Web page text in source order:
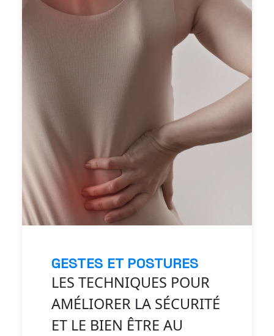
GESTES ET POSTURES
LES TECHNIQUES POUR
AMÉLIORER LA SÉCURITÉ
ET LE BIEN ÊTRE AU